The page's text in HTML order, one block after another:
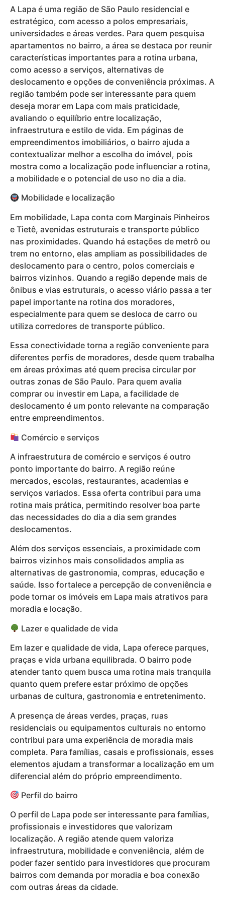
A Lapa é uma região de São Paulo residencial e
estratégico, com acesso a polos empresariais,
universidades e áreas verdes. Para quem pesquisa
apartamentos no bairro, a área se destaca por reunir
características importantes para a rotina urbana,
como acesso a serviços, alternativas de
deslocamento e opções de conveniência próximas. A
região também pode ser interessante para quem
deseja morar em Lapa com mais praticidade,
avaliando o equilíbrio entre localização,
infraestrutura e estilo de vida. Em páginas de
empreendimentos imobiliários, o bairro ajuda a
contextualizar melhor a escolha do imóvel, pois
mostra como a localização pode influenciar a rotina,
a mobilidade e o potencial de uso no dia a dia.
Mobilidade e localização
Em mobilidade, Lapa conta com Marginais Pinheiros
e Tietê, avenidas estruturais e transporte público
nas proximidades. Quando há estações de metrô ou
trem no entorno, elas ampliam as possibilidades de
deslocamento para o centro, polos comerciais e
bairros vizinhos. Quando a região depende mais de
ônibus e vias estruturais, o acesso viário passa a ter
papel importante na rotina dos moradores,
especialmente para quem se desloca de carro ou
utiliza corredores de transporte público.
Essa conectividade torna a região conveniente para
diferentes perfis de moradores, desde quem trabalha
em áreas próximas até quem precisa circular por
outras zonas de São Paulo. Para quem avalia
comprar ou investir em Lapa, a facilidade de
deslocamento é um ponto relevante na comparação
entre empreendimentos.
Comércio e serviços
A infraestrutura de comércio e serviços é outro
ponto importante do bairro. A região reúne
mercados, escolas, restaurantes, academias e
serviços variados. Essa oferta contribui para uma
rotina mais prática, permitindo resolver boa parte
das necessidades do dia a dia sem grandes
deslocamentos.
Além dos serviços essenciais, a proximidade com
bairros vizinhos mais consolidados amplia as
alternativas de gastronomia, compras, educação e
saúde. Isso fortalece a percepção de conveniência e
pode tornar os imóveis em Lapa mais atrativos para
moradia e locação.
Lazer e qualidade de vida
Em lazer e qualidade de vida, Lapa oferece parques,
praças e vida urbana equilibrada. O bairro pode
atender tanto quem busca uma rotina mais tranquila
quanto quem prefere estar próximo de opções
urbanas de cultura, gastronomia e entretenimento.
A presença de áreas verdes, praças, ruas
residenciais ou equipamentos culturais no entorno
contribui para uma experiência de moradia mais
completa. Para famílias, casais e profissionais, esses
elementos ajudam a transformar a localização em um
diferencial além do próprio empreendimento.
Perfil do bairro
O perfil de Lapa pode ser interessante para famílias,
profissionais e investidores que valorizam
localização. A região atende quem valoriza
infraestrutura, mobilidade e conveniência, além de
poder fazer sentido para investidores que procuram
bairros com demanda por moradia e boa conexão
com outras áreas da cidade.